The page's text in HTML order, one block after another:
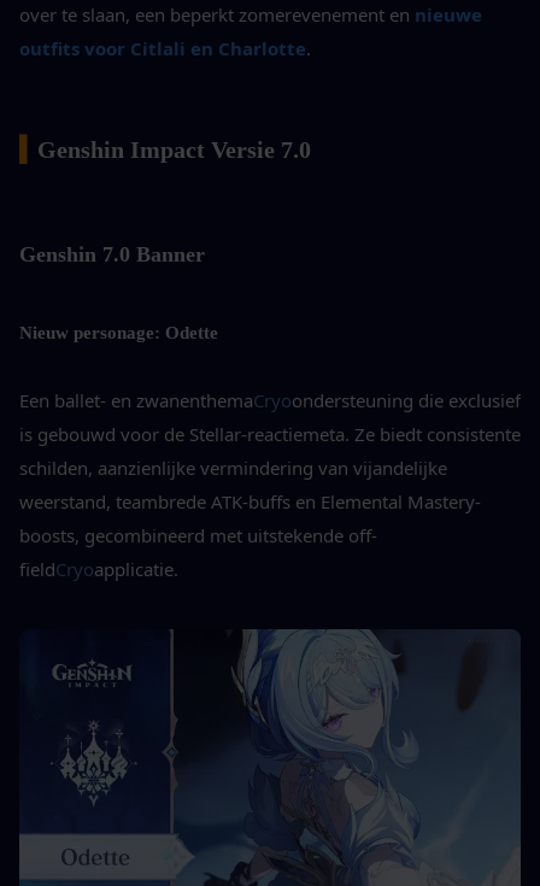
over te slaan, een beperkt zomerevenement en nieuwe
outfits voor Citlali en Charlotte.
Genshin Impact Versie 7.0
Genshin 7.0 Banner
Nieuw personage: Odette
Een ballet- en zwanenthemaCryoondersteuning die exclusief
is gebouwd voor de Stellar-reactiemeta. Ze biedt consistente
schilden, aanzienlijke vermindering van vijandelijke
weerstand, teambrede ATK-buffs en Elemental Mastery-
boosts, gecombineerd met uitstekende off-
fieldCryoapplicatie.